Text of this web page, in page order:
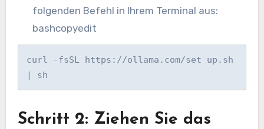
folgenden Befehl in Ihrem Terminal aus:
bashcopyedit
curl -fsSL https://ollama.com/set up.sh
| sh
Schritt 2: Ziehen Sie das